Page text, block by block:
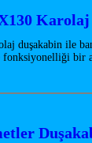
duşakabin ile
fonksiyonelliği bir